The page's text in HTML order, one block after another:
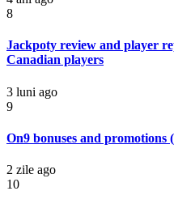
8
Jackpoty review and player
Canadian players
3 luni ago
9
On9 bonuses and
2 zile ago
10